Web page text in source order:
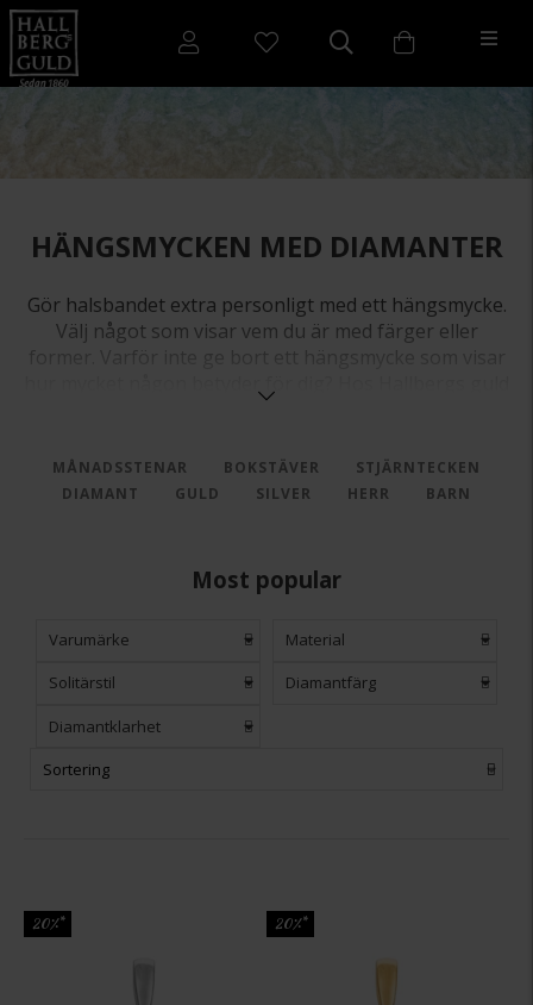
HÄNGSMYCKEN MED DIAMANTER
Gör halsbandet extra personligt med ett hängsmycke.
Välj något som visar vem du är med färger eller
MÅNADSSTENAR BOKSTÄVER
STJÄRNTECKEN
DIAMANT
GULD SILVER HERR BARN
Most popular
Varumärke Material
Solitärstil Diamantfärg
Diamantklarhet
Sortering
20%* 20%*